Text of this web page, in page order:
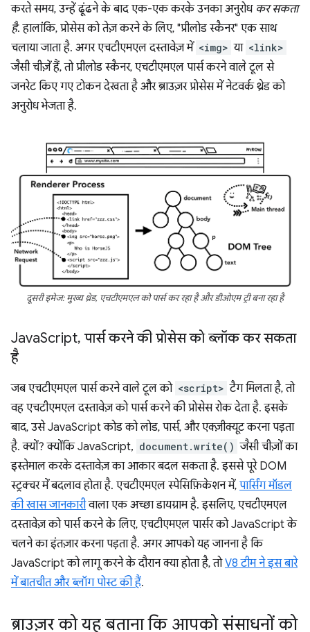
करते समय, उन्हें ढूंढने के बाद एक-एक करके उनका अनुरोध कर सकता
है. हालांकि, प्रोसेस को तेज़ करने के लिए, "प्रीलोड स्कैनर" एक साथ
चलाया जाता है. अगर एचटीएमएल दस्तावेज़ में <img> या <link>
जैसी चीज़ें हैं, तो प्रीलोड स्कैनर, एचटीएमएल पार्स करने वाले टूल से
जनरेट किए गए टोकन देखता है और ब्राउज़र प्रोसेस में नेटवर्क थ्रेड को
अनुरोध भेजता है.
दूसरी इमेज: मुख्य थ्रेड, एचटीएमएल को पार्स कर रहा है और डीओएम ट्री बना रहा है
JavaScript, पार्स करने की प्रोसेस को ब्लॉक कर सकता
है
जब एचटीएमएल पार्स करने वाले टूल को <script> टैग मिलता है, तो
वह एचटीएमएल दस्तावेज़ को पार्स करने की प्रोसेस रोक देता है. इसके
बाद, उसे JavaScript कोड को लोड, पार्स, और एक्ज़ीक्यूट करना पड़ता
है. क्यों? क्योंकि JavaScript, document.write() जैसी चीज़ों का
इस्तेमाल करके दस्तावेज़ का आकार बदल सकता है. इससे पूरे DOM
स्ट्रक्चर में बदलाव होता है. एचटीएमएल स्पेसिफ़िकेशन में, पार्सिंग मॉडल
की खास जानकारीवाला एक अच्छा डायग्राम है. इसलिए, एचटीएमएल
दस्तावेज़ को पार्स करने के लिए, एचटीएमएल पार्सर को JavaScript के
चलने का इंतज़ार करना पड़ता है. अगर आपको यह जानना है कि
JavaScript को लागू करने के दौरान क्या होता है, तोV8 टीम ने इस बारे
में बातचीत और ब्लॉग पोस्ट की हैं.
ब्राउज़र को यह बताना कि आपको संसाधनों को